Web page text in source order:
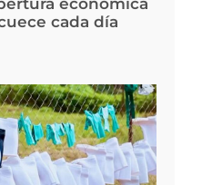
económica
cada día